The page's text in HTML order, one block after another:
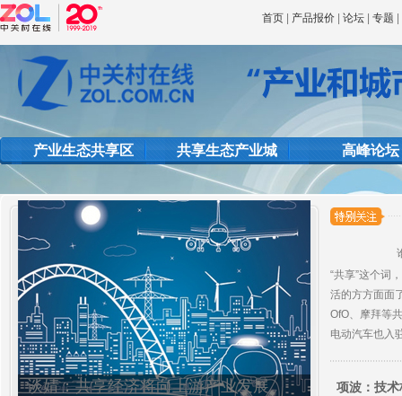
首页 产品报价 |论坛 |专题
产业生态共享区 共享生态产业城 高峰论坛
谈婧：共享经济将向上游产业发展
“共享”这个词
活的方方面面
OfO、摩拜等
电动汽车也入
项波：技